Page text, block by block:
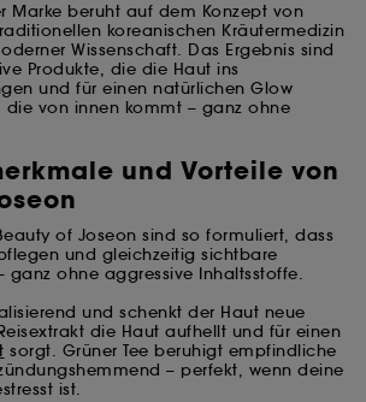
Marke beruht auf dem Konzept von
koreanischen Kräutermedizin
Wissenschaft. Das Ergebnis sind
Produkte, die die Haut ins
und für einen natürlichen Glow
die von innen kommt – ganz ohne
und Vorteile von
of Joseon sind so formuliert, dass
und gleichzeitig sichtbare
ganz ohne aggressive Inhaltsstoffe.
und schenkt der Haut neue
die Haut aufhellt und für einen
sorgt. Grüner Tee beruhigt empfindliche
– perfekt, wenn deine
ist.